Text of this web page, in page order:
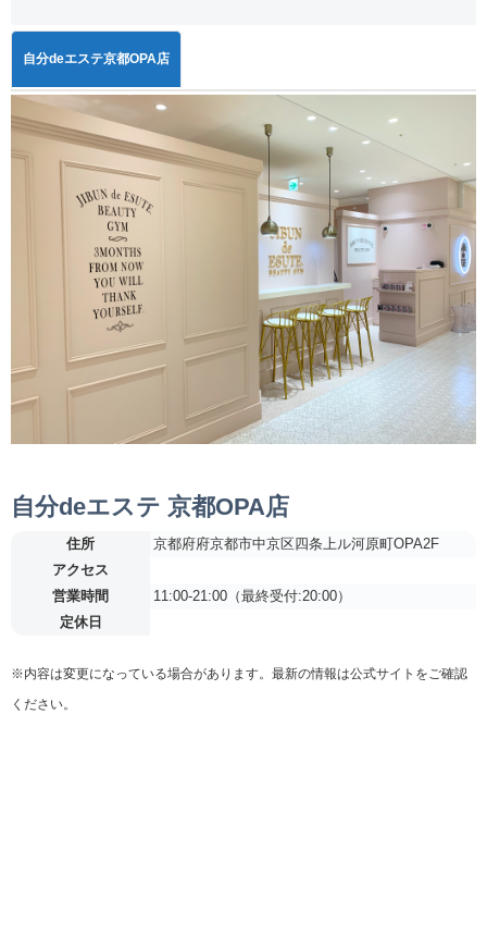
自分deエステ京都OPA店
自分deエステ 京都OPA店
住所
京都府府京都市中京区四条上ル河原町OPA2F
アクセス
営業時間
11:00-21:00（最終受付:20:00）
定休日
※内容は変更になっている場合があります。最新の情報は公式サイトをご確認
ください。